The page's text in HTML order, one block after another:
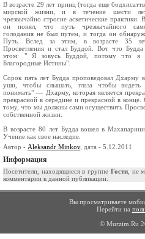
В возрасте 29 лет принц (тогда еще
мирской жизни, и в течение шести
чрезвычайно строгие аскетические практики.
он понял, что путь чрезвычайного
голодания не был путем, и тогда он
Путь. Вслед за этим, в возрасте 35
Просветления и стал Буддой. Вот что Будда
этом: " Я зовусь Буддой, потому что я
Благородные Истины".
Сорок пять лет Будда проповедовал Дхарму
уши, чтобы слышать, глаза чтобы
понимать" — Дхарму, которая является
прекрасной в середине и прекрасной в
тому, что мы должны сами осуществить
собственной жизни.
В возрасте 80 лет Будда вошел в
Учение как свое наследие.
Автор - Aleksandr Minkov, дата - 5.12.2011
Информация
Посетители, находящиеся в группе Гости, не
комментарии к данной публикации.
Вы просматриваете
Перейти на
© Murzim.Ru